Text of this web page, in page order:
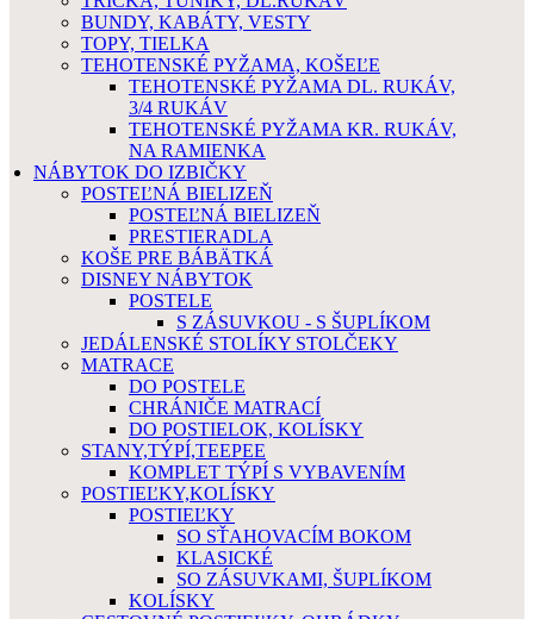
BUNDY, KABÁTY, VESTY
TOPY, TIELKA
TEHOTENSKÉ PYŽAMA, KOŠEĽE
TEHOTENSKÉ PYŽAMA DL. RUKÁV,
3/4 RUKÁV
TEHOTENSKÉ PYŽAMA KR. RUKÁV,
NA RAMIENKA
NÁBYTOK DO IZBIČKY
POSTEĽNÁ BIELIZEŇ
POSTEĽNÁ BIELIZEŇ
PRESTIERADLA
KOŠE PRE BÁBÄTKÁ
DISNEY NÁBYTOK
POSTELE
S ZÁSUVKOU - S ŠUPLÍKOM
JEDÁLENSKÉ STOLÍKY STOLČEKY
MATRACE
DO POSTELE
CHRÁNIČE MATRACÍ
DO POSTIELOK, KOLÍSKY
STANY,TÝPÍ,TEEPEE
KOMPLET TÝPÍ S VYBAVENÍM
POSTIEĽKY,KOLÍSKY
POSTIEĽKY
SO SŤAHOVACÍM BOKOM
KLASICKÉ
SO ZÁSUVKAMI, ŠUPLÍKOM
KOLÍSKY